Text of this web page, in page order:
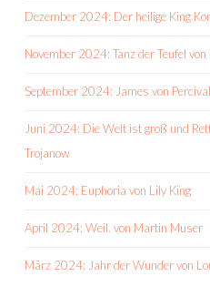
Dezember 2024: Der heilige King
November 2024: Tanz der Teufel
September 2024: James von
Juni 2024: Die Welt ist groß und
Trojanow
Mai 2024: Euphoria von Lily King
April 2024: Weil. von Martin Muser
März 2024: Jahr der Wunder von